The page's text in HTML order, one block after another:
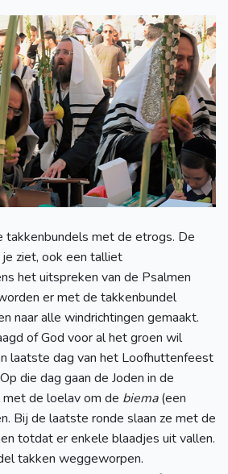
takkenbundels met de etrogs. De
je ziet, ook een talliet
het uitspreken van de Psalmen
er met de takkenbundel
naar alle windrichtingen gemaakt.
of God voor al het groen wil
laatste dag van het Loofhuttenfeest
die dag gaan de Joden in de
met de loelav om de biema(een
Bij de laatste ronde slaan ze met de
totdat er enkele blaadjes uit vallen.
takken weggeworpen.